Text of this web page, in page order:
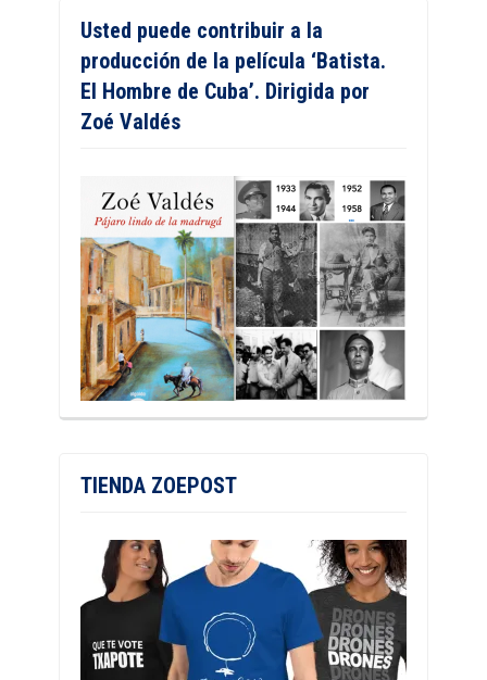
Usted puede contribuir a la
producción de la película ‘Batista.
El Hombre de Cuba’. Dirigida por
Zoé Valdés
TIENDA ZOEPOST